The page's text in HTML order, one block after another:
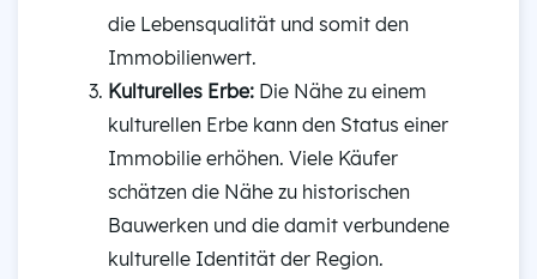
die Lebensqualität und somit den
Immobilienwert.
Kulturelles Erbe: Die Nähe zu einem
kulturellen Erbe kann den Status einer
Immobilie erhöhen. Viele Käufer
schätzen die Nähe zu historischen
Bauwerken und die damit verbundene
kulturelle Identität der Region.